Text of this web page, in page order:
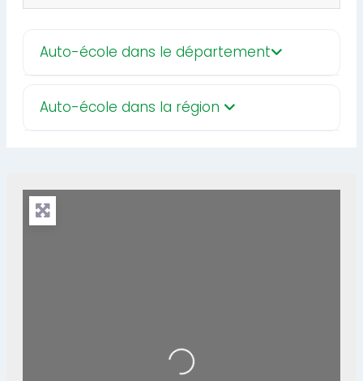
Auto-école dans le département
Auto-école dans la région
Loading...